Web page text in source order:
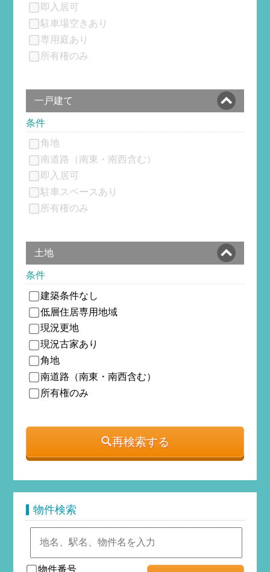
即入居可
駐車場空きあり
専用庭あり
所有権のみ
一戸建て
条件
角地
南道路（南東・南西含む）
即入居可
駐車スペースあり
所有権のみ
土地
条件
建築条件なし
低層住居専用地域
現況更地
現況古家あり
角地
南道路（南東・南西含む）
所有権のみ
再検索する
物件検索
物件番号